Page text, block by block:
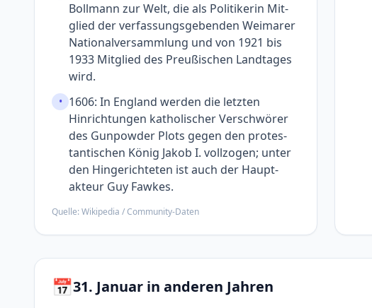
Bollmann zur Welt, die als Politikerin Mit­
glied der verfassungs­gebenden Weimarer
National­versammlung und von 1921 bis
1933 Mit­glied des Preußischen Land­tages
wird.
• 1606: In England werden die letzten
Hinrichtungen katholischer Ver­schwörer
des Gunpowder Plots gegen den protes­
tantischen König Jakob I. voll­zogen; unter
den Hinge­richteten ist auch der Haupt­
akteur Guy Fawkes.
Quelle: Wikipedia / Community-Daten
📅31. Januar in anderen Jahren